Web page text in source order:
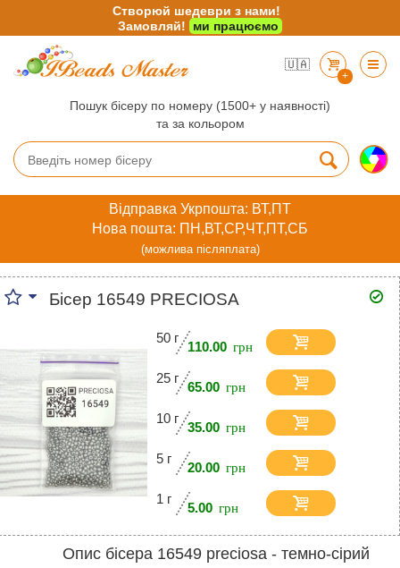
🇺🇦
+
Пошук бісеру по номеру (1500+ у наявності)
та за кольором
Відправка Укрпошта: ВТ,ПТ
Нова пошта: ПН,ВТ,СР,ЧТ,ПТ,СБ
(можлива післяплата)
Бісер 16549 PRECIOSA
50 г
110.00
25 г
65.00
10 г
35.00
5 г
20.00
1 г
5.00
Опис бісера 16549 preciosa - темно-сірий
Створюй шедеври з нами!
Замовляй!
ми працюємо